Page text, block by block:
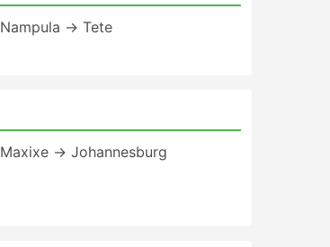
Nampula → Tete
Maxixe → Johannesburg